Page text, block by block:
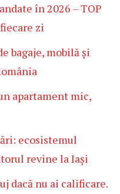
în 2026 – TOP
zi
bagaje, mobilă și
apartament mic,
ecosistemul
revine la Iași
dacă nu ai calificare.